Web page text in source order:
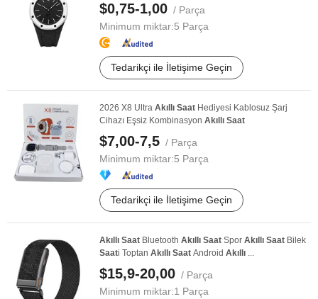
$0,75-1,00 / Parça
Minimum miktar:5 Parça
Tedarikçi ile İletişime Geçin
2026 X8 Ultra Akıllı Saat Hediyesi Kablosuz Şarj
Cihazı Eşsiz Kombinasyon Akıllı Saat
$7,00-7,5 / Parça
Minimum miktar:5 Parça
Tedarikçi ile İletişime Geçin
Akıllı Saat Bluetooth Akıllı Saat Spor Akıllı Saat Bilek
Saati Toptan Akıllı Saat Android Akıllı ...
$15,9-20,00 / Parça
Minimum miktar:1 Parça